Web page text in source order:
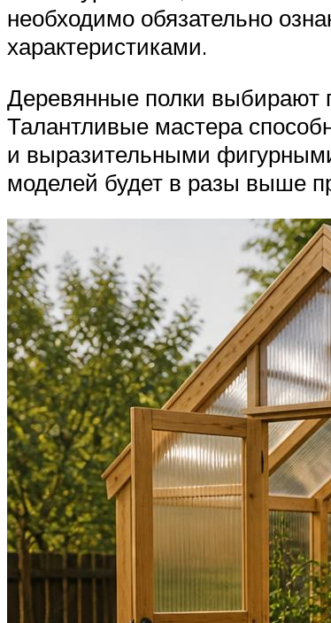
необходимо обязательно
характеристиками.
Деревянные полки выбирают
Талантливые мастера
и выразительными
моделей будет в разы выше